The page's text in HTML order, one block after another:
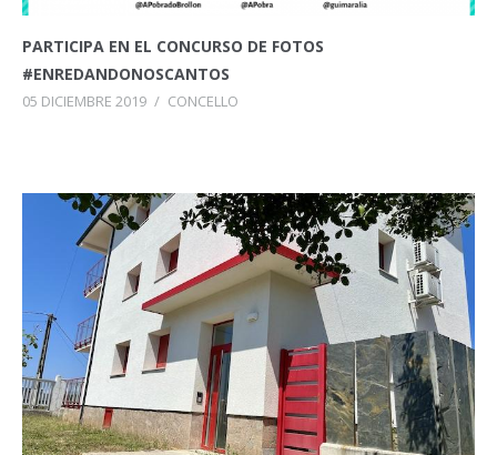
PARTICIPA EN EL CONCURSO DE FOTOS
#ENREDANDONOSCANTOS
05 DICIEMBRE 2019 / CONCELLO